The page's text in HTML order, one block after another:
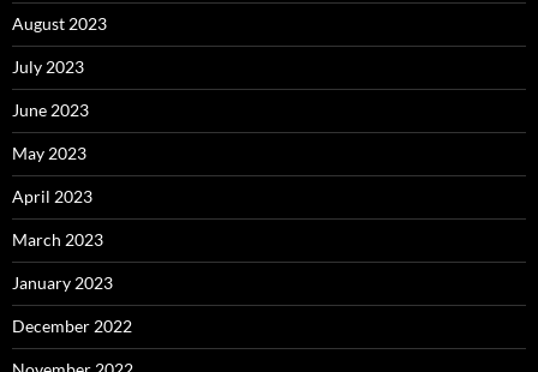
August 2023
July 2023
June 2023
May 2023
April 2023
March 2023
January 2023
December 2022